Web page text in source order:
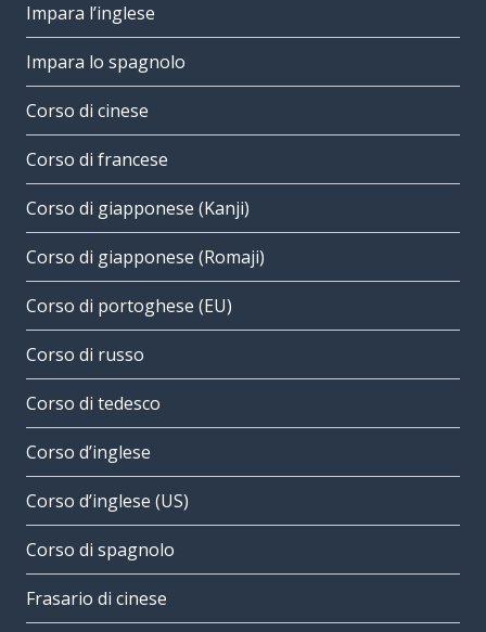
Impara l’inglese
Impara lo spagnolo
Corso di cinese
Corso di francese
Corso di giapponese (Kanji)
Corso di giapponese (Romaji)
Corso di portoghese (EU)
Corso di russo
Corso di tedesco
Corso d’inglese
Corso d’inglese (US)
Corso di spagnolo
Frasario di cinese